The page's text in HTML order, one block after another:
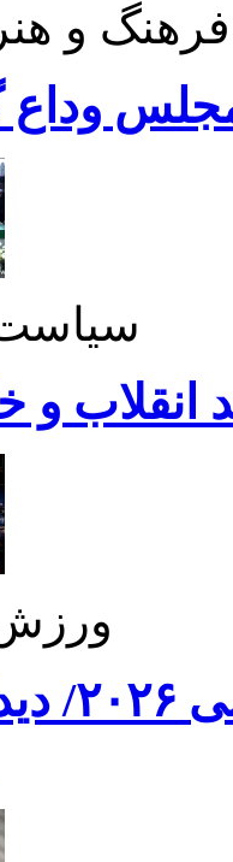
فرهنگ و هنر
وداع
انقلاب و
برنامه